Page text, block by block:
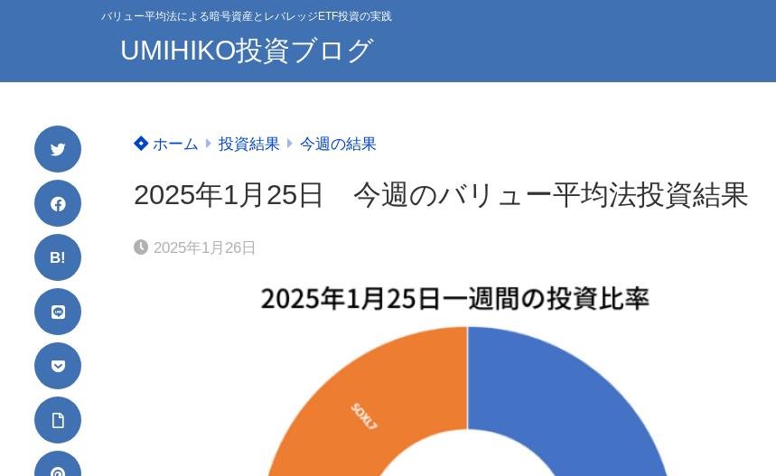
バリュー平均法による暗号資産とレバレッジETF投資の実践
UMIHIKO投資ブログ
B!
ホーム 投資結果 今週の結果
2025年1月25日 今週のバリュー平均法投資結果
2025年1月26日